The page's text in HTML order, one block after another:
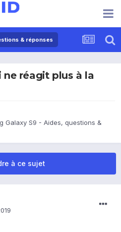
& réponses
réagit plus à la
Galaxy S9 - Aides, questions &
à ce sujet